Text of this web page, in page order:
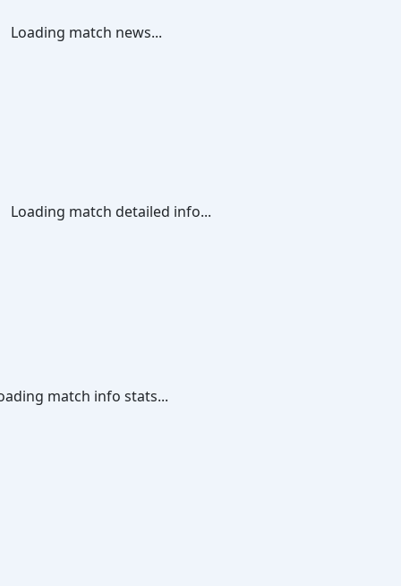
Loading match news...
Loading match detailed info...
match info stats...